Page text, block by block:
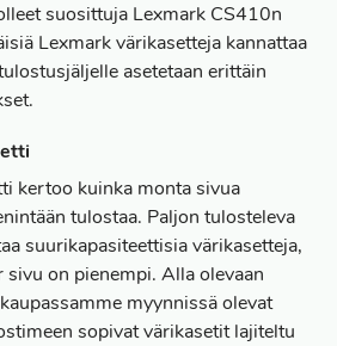
suosittuja Lexmark CS410n
Lexmark värikasetteja kannattaa
asetetaan erittäin
kertoo kuinka monta sivua
tulostaa. Paljon tulosteleva
suurikapasiteettisia värikasetteja,
sivu on pienempi. Alla olevaan
myynnissä olevat
sopivat värikasetit lajiteltu